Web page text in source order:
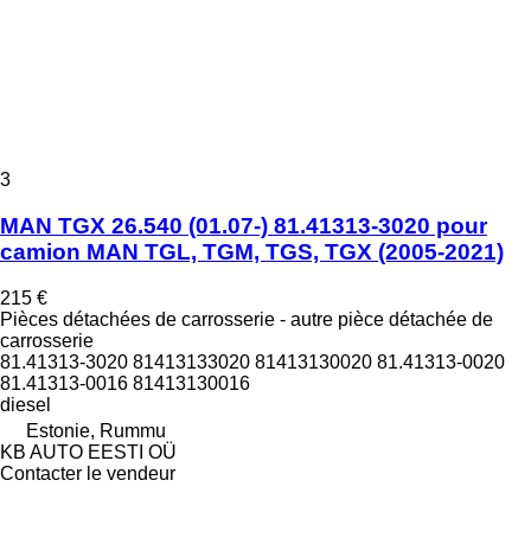
3
MAN TGX 26.540 (01.07-) 81.41313-3020 pour
camion MAN TGL, TGM, TGS, TGX (2005-2021)
215 €
Pièces détachées de carrosserie - autre pièce détachée de
carrosserie
81.41313-3020 81413133020 81413130020 81.41313-0020
81.41313-0016 81413130016
diesel
Estonie, Rummu
KB AUTO EESTI OÜ
Contacter le vendeur